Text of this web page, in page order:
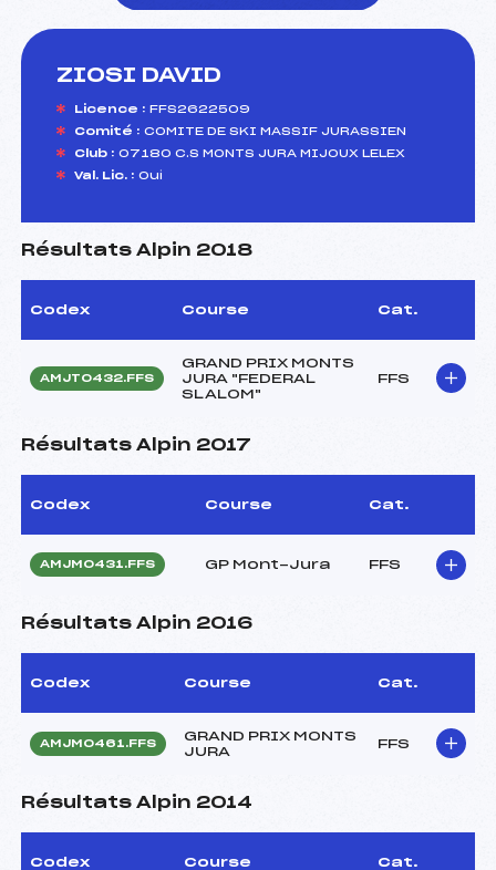
ZIOSI DAVID
Licence : FFS2622509
Comité : COMITE DE SKI MASSIF JURASSIEN
Club : 07180 C.S MONTS JURA MIJOUX LELEX
Val. Lic. : Oui
Résultats Alpin 2018
Codex Course Cat.
AMJT0432.FFS
GRAND PRIX MONTS
JURA "FEDERAL
SLALOM"
FFS
Résultats Alpin 2017
Codex Course Cat.
AMJM0431.FFS GP Mont-Jura FFS
Résultats Alpin 2016
Codex Course Cat.
AMJM0461.FFS
GRAND PRIX MONTS
JURA
FFS
Résultats Alpin 2014
Codex Course Cat.